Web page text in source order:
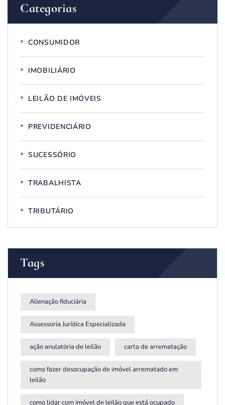
Categorias
CONSUMIDOR
IMOBILIÁRIO
LEILÃO DE IMÓVEIS
PREVIDENCIÁRIO
SUCESSÓRIO
TRABALHISTA
TRIBUTÁRIO
Tags
Alienação fiduciária
Assessoria Jurídica Especializada
ação anulatória de leilão carta de arrematação
como fazer desocupação de imóvel arrematado em
leilão
como lidar com imóvel de leilão que está ocupado